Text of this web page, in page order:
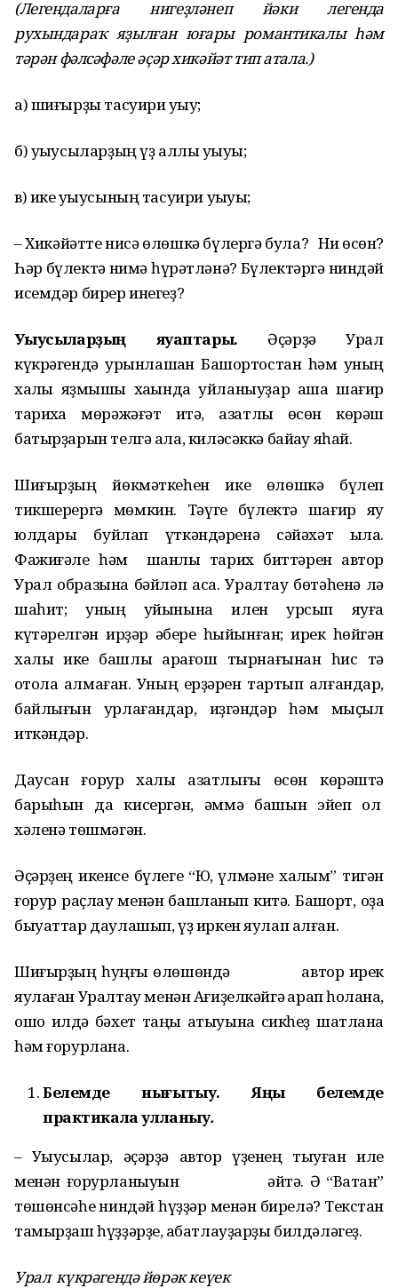
(Легендаларға нигеҙләнеп йәки легенда
рухындараҡяҙылған юғары романтикалыһәм
тәрән фәлсәфәлеәҫәр хикәйәт тип атала.)
а) шиғырҙы тасуири уҡыу;
б) уҡыусыларҙың үҙ аллы уҡыуы;
в) ике уҡыусының тасуири уҡыуы;
– Хикәйәтте нисә өлөшкә бүлергә була? Ни өсөн?
Һәр бүлектә нимә һүрәтләнә? Бүлектәргә ниндәй
исемдәр бирер инегеҙ?
Уыусыларҙың яуаптары. Әҫәрҙә Урал
күкрәгендә урынлашҡан Башҡортостан һәм уның
халҡы яҙмышы хаҡында уйланыуҙар аша шағир
тарихҡа мөрәжәғәт итә, азатлыҡ өсөн көрәш
батырҙарын телгә ала, киләсәккә байҡау яһай.
Шиғырҙың йөкмәткеһен ике өлөшкә бүлеп
тикшерергә мөмкин. Тәүге бүлектә шағир яу
юлдары буйлап үткәндәренә сәйәхәт ҡыла.
Фажиғәле һәм шанлы тарих биттәрен автор
Урал образына бәйләп аса. Уралтау бөтәһенә лә
шаһит; уның ҡуйынына илен ҡурсып яуға
күтәрелгән ирҙәр ҡәбере һыйынған; ирек һөйгән
халыҡ ике башлы ҡарағош тырнағынан һис тә
ҡотола алмаған. Уның ерҙәрен тартып алғандар,
байлығын урлағандар, иҙгәндәр һәм мыҫҡыл
иткәндәр.
Даусан ғорур халыҡ азатлығы өсөн көрәштә
барыһын да кисергән, әммә башын эйеп ҡол
хәленә төшмәгән.
Әҫәрҙең икенсе бүлеге “Юҡ, үлмәне халҡым” тигән
ғорур раҫлау менән башланып китә. Башҡорт, оҙаҡ
быуаттар даулашып, үҙ иркен яулап алған.
Шиғырҙың һуңғы өлөшөндә автор ирек
яулаған Уралтау менән Ағиҙелкәйгә ҡарап һоҡлана,
ошо илдә бәхет таңы атыуына сикһеҙ шатлана
һәм ғорурлана.
Белемде нығытыу. Яңы белемде
практикалаулланыу.
– Уҡыусылар, әҫәрҙә автор үҙенең тыуған иле
менән ғорурланыуын әйтә. Ә “Ватан”
төшөнсәһе ниндәй һүҙҙәр менән бирелә? Текстан
тамырҙаш һүҙҙәрҙе, ҡабатлауҙарҙы билдәләгеҙ.
Урал күкрәгендәйөрәк кеүек